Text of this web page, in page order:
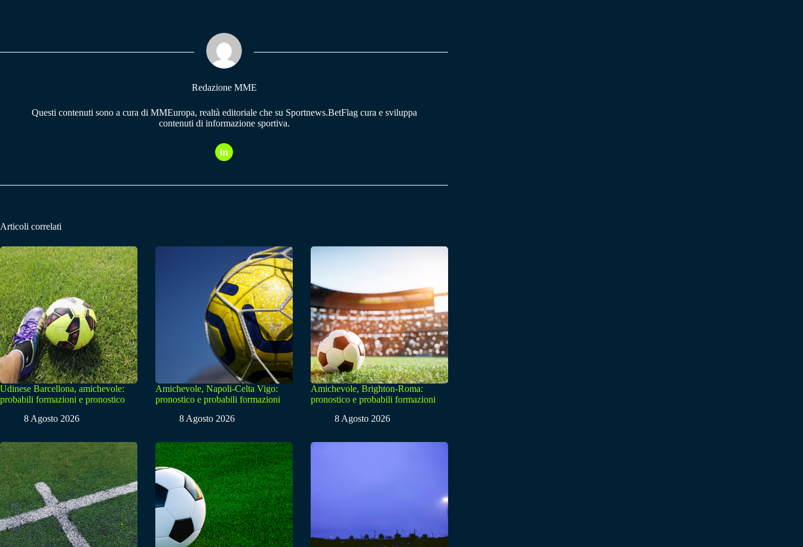
pp m
Redazione MME
Questi contenuti sono a cura di MMEuropa, realtà editoriale che su Sportnews.BetFlag cura e sviluppa
contenuti di informazione sportiva.
Articoli correlati
Udinese Barcellona, amichevole:
probabili formazioni e pronostico
8 Agosto 2026
Amichevole, Napoli-Celta Vigo:
pronostico e probabili formazioni
8 Agosto 2026
Amichevole, Brighton-Roma:
pronostico e probabili formazioni
8 Agosto 2026